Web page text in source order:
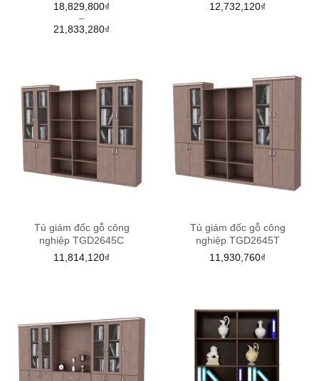
18,829,800₫
–
21,833,280₫
12,732,120₫
Tủ giám đốc gỗ công
nghiệp TGD2645C
11,814,120₫
Tủ giám đốc gỗ công
nghiệp TGD2645T
11,930,760₫